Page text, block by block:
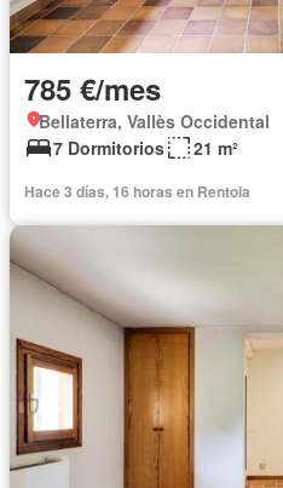
785 €/mes
Bellaterra, Vallès Occidental
7 Dormitorios
21 m²
Hace 3 días, 16 horas en Rentola